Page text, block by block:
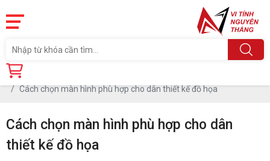
Trang chủ
Cách chọn màn hình phù hợp cho dân thiết kế đồ họa
Cách chọn màn hình phù hợp cho dân
thiết kế đồ họa